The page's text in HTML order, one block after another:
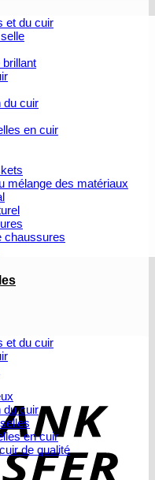
et du cuir
du cuir
en cuir
mélange des matériaux
chaussures
et du cuir
du cuir
en cuir
de qualité